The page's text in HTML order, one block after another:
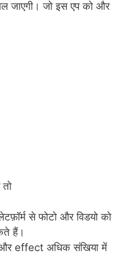
जाएगी। जो इस एप को और
से फोटो और विडयो को
हैं।
effect अधिक संखिया में